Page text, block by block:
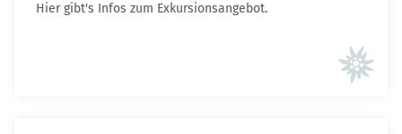
Hier gibt's Infos zum Exkursionsangebot.